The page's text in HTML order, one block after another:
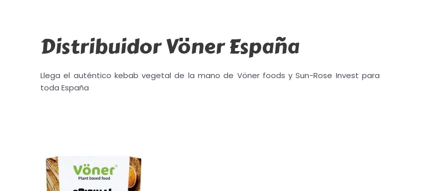
Distribuidor Vöner España
Llega el auténtico kebab vegetal de la mano de Vöner foods y Sun-Rose Invest para
toda España